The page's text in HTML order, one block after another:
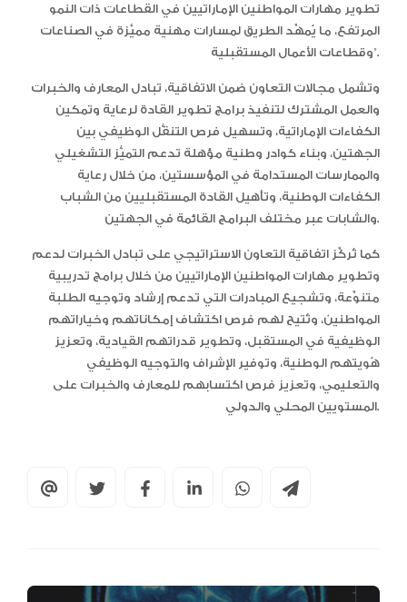
تطوير مهارات المواطنين الإماراتيين في القطاعات ذات النمو
المرتفع، ما يُمهِّد الطريق لمسارات مهنية مميَّزة في الصناعات
وقطاعات الأعمال المستقبلية”.
وتشمل مجالات التعاون ضمن الاتفاقية، تبادل المعارف والخبرات
والعمل المشترك لتنفيذ برامج تطوير القادة لرعاية وتمكين
الكفاءات الإماراتية، وتسهيل فرص التنقُّل الوظيفي بين
الجهتين، وبناء كوادر وطنية مؤهلة تدعم التميُّز التشغيلي
والممارسات المستدامة في المؤسستين، من خلال رعاية
الكفاءات الوطنية، وتأهيل القادة المستقبليين من الشباب
والشابات عبر مختلف البرامج القائمة في الجهتين.
كما تُركِّز اتفاقية التعاون الاستراتيجي على تبادل الخبرات لدعم
وتطوير مهارات المواطنين الإماراتيين من خلال برامج تدريبية
متنوِّعة، وتشجيع المبادرات التي تدعم إرشاد وتوجيه الطلبة
المواطنين، وتُتيح لهم فرص اكتشاف إمكاناتهم وخياراتهم
الوظيفية في المستقبل، وتطوير قدراتهم القيادية، وتعزيز
هُويتهم الوطنية، وتوفير الإشراف والتوجيه الوظيفي
والتعليمي، وتعزيز فرص اكتسابهم للمعارف والخبرات على
المستويين المحلي والدولي.